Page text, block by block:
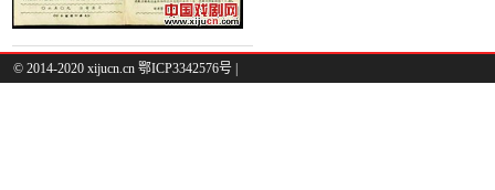
© 2014-2020 xijucn.cn 鄂ICP3342576号 |